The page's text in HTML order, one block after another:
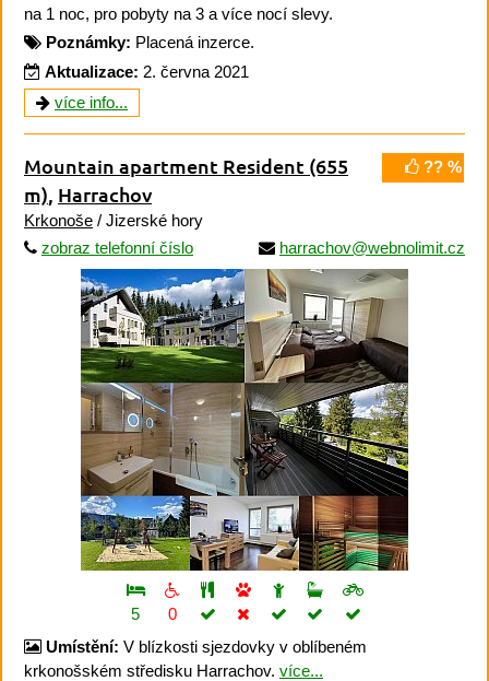
na 1 noc, pro pobyty na 3 a více nocí slevy.
Poznámky: Placená inzerce.
Aktualizace: 2. června 2021
více info...
?? %
Mountain apartment Resident (655
m), Harrachov
Krkonoše / Jizerské hory
zobraz telefonní číslo
harrachov@webnolimit.cz
5
0
Umístění: V blízkosti sjezdovky v oblíbeném
krkonošském středisku Harrachov. více...